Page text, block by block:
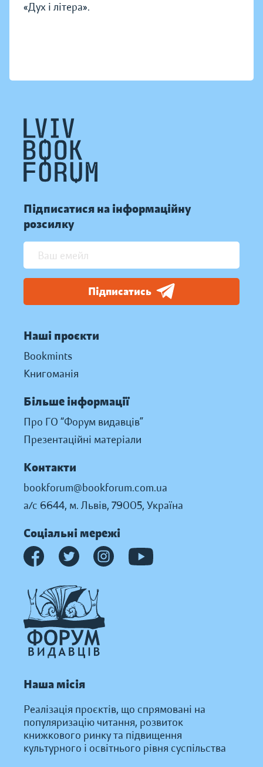
«Дух і літера».
Підписатися на інформаційну
розсилку
Підписатись
Наші проєкти
Bookmints
Книгоманія
Більше інформації
Про ГО “Форум видавців”
Презентаційні матеріали
Контакти
bookforum@bookforum.com.ua
а/с 6644, м. Львів, 79005, Україна
Соціальні мережі
Наша місія
Реалізація проєктів, що спрямовані на
популяризацію читання, розвиток
книжкового ринку та підвищення
культурного і освітнього рівня суспільства